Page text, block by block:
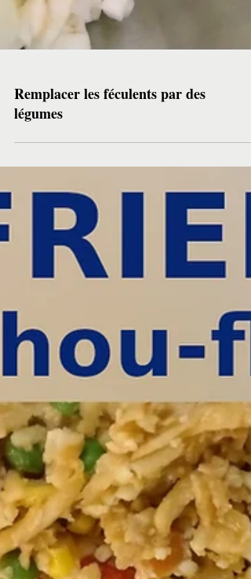
légumes